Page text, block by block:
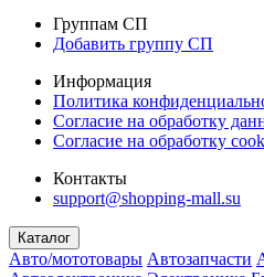
Группам СП
Добавить группу СП
Информация
Политика
Согласие на обработку
Согласие на обработку
Контакты
support@shopping-mall.su
Каталог
Авто/мототовары Автозапчасти